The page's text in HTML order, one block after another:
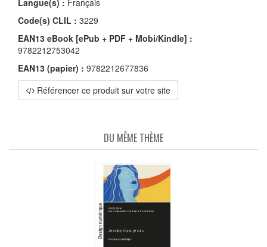
Langue(s) : Français
Code(s) CLIL : 3229
EAN13 eBook [ePub + PDF + Mobi/Kindle] :
9782212753042
EAN13 (papier) : 9782212677836
Référencer ce produit sur votre site
DU MÊME THÈME